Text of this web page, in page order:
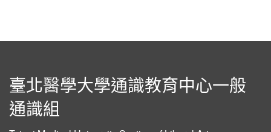
臺北醫學大學通識教育中心一般
通識組